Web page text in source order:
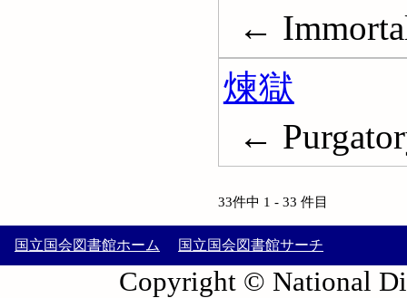
←
煉獄
←
33件中 1 - 33 件目
国立国会図書館ホーム 国立国会図書館サーチ
Copyright © National